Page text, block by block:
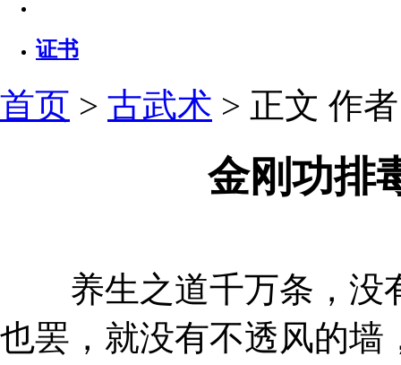
证书
首页 > 古武术 > 正文 作
金刚功排
养生之道千万条，没
也罢，就没有不透风的墙